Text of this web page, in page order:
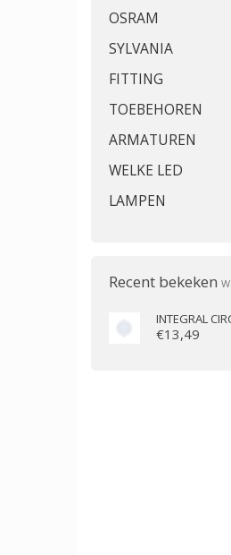
OSRAM
SYLVANIA
FITTING
TOEBEHOREN
ARMATUREN
WELKE LED
LAMPEN
Recent bekeken
INTEGRAL CIRCULAR PANEL
€13,49